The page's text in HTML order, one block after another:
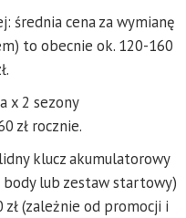
średnia cena za wymianę
to obecnie ok. 120-160
x 2 sezony
zł rocznie.
klucz akumulatorowy
body lub zestaw startowy)
(zależnie od promocji i